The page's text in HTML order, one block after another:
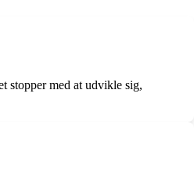
stopper med at udvikle sig,